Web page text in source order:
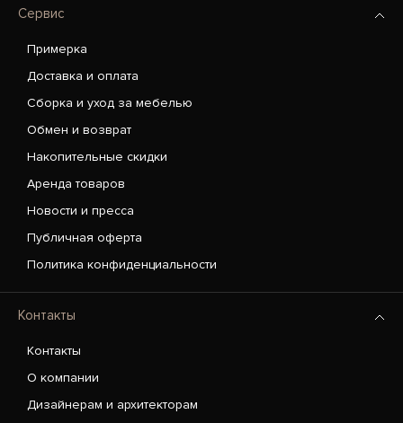
Сервис
Примерка
Доставка и оплата
Сборка и уход за мебелью
Обмен и возврат
Накопительные скидки
Аренда товаров
Новости и пресса
Публичная оферта
Политика конфиденциальности
Контакты
Контакты
О компании
Дизайнерам и архитекторам